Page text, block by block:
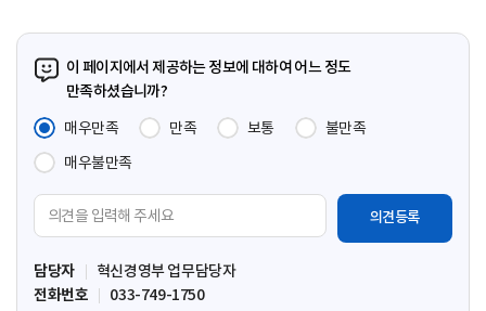
이 페이지에서 제공하는 정보에 대하여 어느 정도
만족하셨습니까?
매우만족
만족 보통
불만족
매우불만족
견
입
력
담당자
혁신경영부 업무담당자
전화번호
033-749-1750